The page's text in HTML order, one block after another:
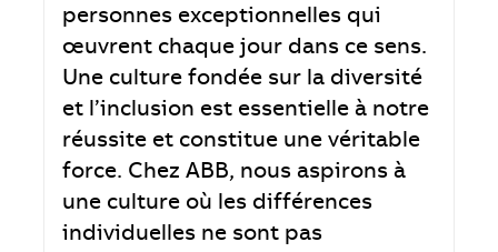
personnes exceptionnelles qui
œuvrent chaque jour dans ce sens.
Une culture fondée sur la diversité
et l’inclusion est essentielle à notre
réussite et constitue une véritable
force. Chez ABB, nous aspirons à
une culture où les différences
individuelles ne sont pas